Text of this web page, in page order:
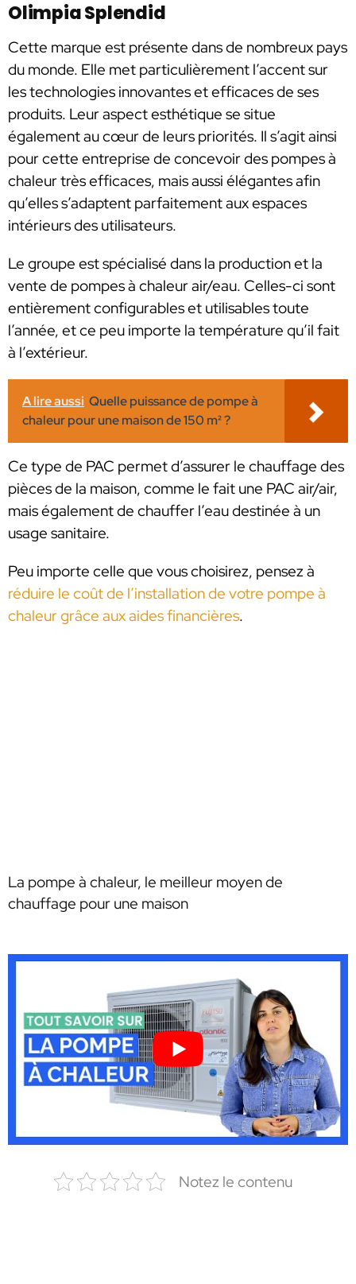
Olimpia Splendid
Cette marque est présente dans de nombreux pays
du monde. Elle met particulièrement l’accent sur
les technologies innovantes et efficaces de ses
produits. Leur aspect esthétique se situe
également au cœur de leurs priorités. Il s’agit ainsi
pour cette entreprise de concevoir des pompes à
chaleur très efficaces, mais aussi élégantes afin
qu’elles s’adaptent parfaitement aux espaces
intérieurs des utilisateurs.
Le groupe est spécialisé dans la production et la
vente de pompes à chaleur air/eau. Celles-ci sont
entièrement configurables et utilisables toute
l’année, et ce peu importe la température qu’il fait
à l’extérieur.
A lire aussi Quelle puissance de pompe à
chaleur pour une maison de 150 m² ?
Ce type de PAC permet d’assurer le chauffage des
pièces de la maison, comme le fait une PAC air/air,
mais également de chauffer l’eau destinée à un
usage sanitaire.
Peu importe celle que vous choisirez, pensez à
réduire le coût de l’installation de votre pompe à
chaleur grâce aux aides financières.
La pompe à chaleur, le meilleur moyen de
chauffage pour une maison
Notez le contenu